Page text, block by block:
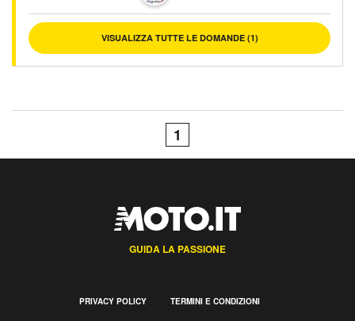
VISUALIZZA TUTTE LE DOMANDE (1)
1
GUIDA LA PASSIONE
PRIVACY POLICY TERMINI E CONDIZIONI